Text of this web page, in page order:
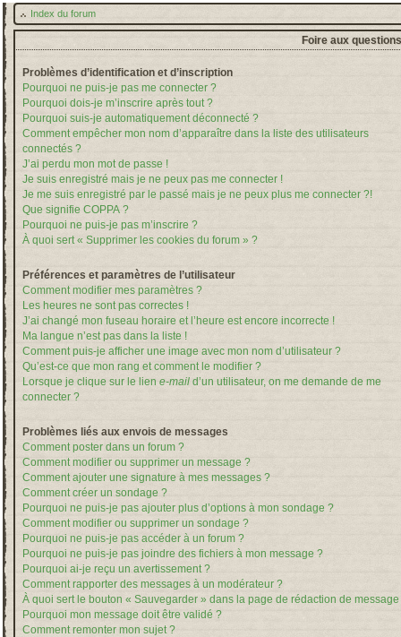
Index du forum
Foire aux
Problèmes d’identification et d’inscription
Pourquoi ne puis-je pas me connecter ?
Pourquoi dois-je m’inscrire après tout ?
Pourquoi suis-je automatiquement déconnecté ?
Comment empêcher mon nom d’apparaître dans la liste des utilisateurs
connectés ?
J’ai perdu mon mot de passe !
Je suis enregistré mais je ne peux pas me connecter !
Je me suis enregistré par le passé mais je ne peux plus me connecter ?!
Que signifie COPPA ?
Pourquoi ne puis-je pas m’inscrire ?
À quoi sert « Supprimer les cookies du forum » ?
Préférences et paramètres de l’utilisateur
Comment modifier mes paramètres ?
Les heures ne sont pas correctes !
J’ai changé mon fuseau horaire et l’heure est encore incorrecte !
Ma langue n’est pas dans la liste !
Comment puis-je afficher une image avec mon nom d’utilisateur ?
Qu’est-ce que mon rang et comment le modifier ?
Lorsque je clique sur le lien e-mail d’un utilisateur, on me demande de me
connecter ?
Problèmes liés aux envois de messages
Comment poster dans un forum ?
Comment modifier ou supprimer un message ?
Comment ajouter une signature à mes messages ?
Comment créer un sondage ?
Pourquoi ne puis-je pas ajouter plus d’options à mon sondage ?
Comment modifier ou supprimer un sondage ?
Pourquoi ne puis-je pas accéder à un forum ?
Pourquoi ne puis-je pas joindre des fichiers à mon message ?
Pourquoi ai-je reçu un avertissement ?
Comment rapporter des messages à un modérateur ?
À quoi sert le bouton « Sauvegarder » dans la page de rédaction de message
Pourquoi mon message doit être validé ?
Comment remonter mon sujet ?